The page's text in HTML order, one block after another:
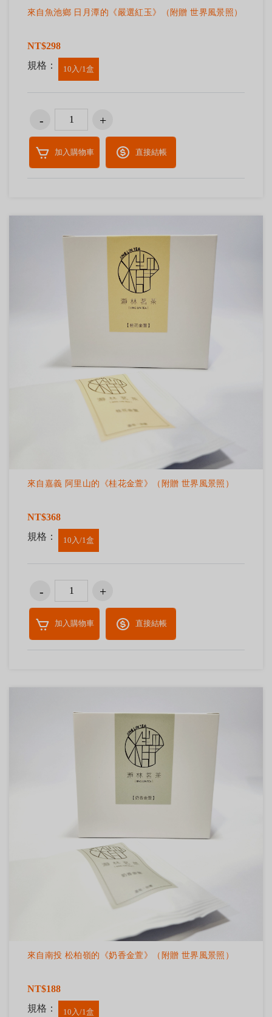
來自魚池鄉 日月潭的《嚴選紅玉》（附贈 世界風景照）
NT$298
規格：
10入/1盒
加入購物車 直接結帳
來自嘉義 阿里山的《桂花金萱》（附贈 世界風景照）
NT$368
規格：
10入/1盒
加入購物車 直接結帳
來自南投 松柏嶺的《奶香金萱》（附贈 世界風景照）
NT$188
規格：
10入/1盒